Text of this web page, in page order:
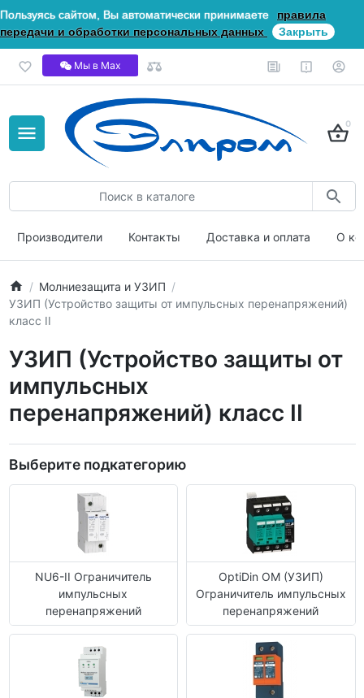
Пользуясь сайтом, Вы автоматически принимаете
правила
передачи и обработки персональных данных
Закрыть
Мы в Мах
0
Производители Контакты Доставка и оплата О
Молниезащита и УЗИП
УЗИП (Устройство защиты от импульсных перенапряжений)
класс II
УЗИП (Устройство защиты от
импульсных
перенапряжений) класс II
Выберите подкатегорию
NU6-II Ограничитель
импульсных
перенапряжений
OptiDin OM (УЗИП)
Ограничитель импульсных
перенапряжений